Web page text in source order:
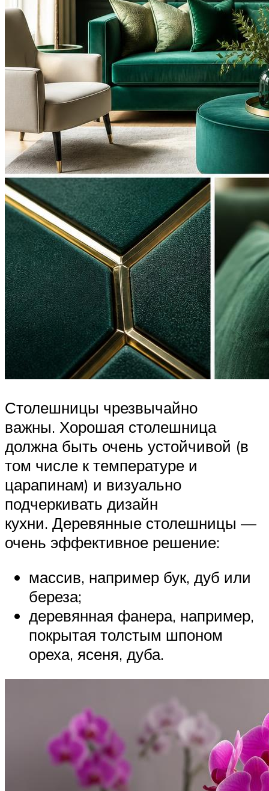
Столешницы чрезвычайно
важны. Хорошая столешница
должна быть очень устойчивой (в
том числе к температуре и
царапинам) и визуально
подчеркивать дизайн
кухни. Деревянные столешницы —
очень эффективное решение:
массив, например бук, дуб или
береза;
деревянная фанера, например,
покрытая толстым шпоном
ореха, ясеня, дуба.